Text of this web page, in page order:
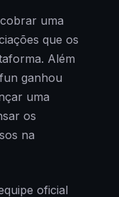
uma
que os
Além
ganhou
uma
os
na
oficial